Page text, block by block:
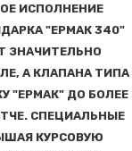
ИСПОЛНЕНИЕ
"ЕРМАК 340"
ЗНАЧИТЕЛЬНО
А КЛАПАНА ТИПА
"ЕРМАК" ДО БОЛЕЕ
СПЕЦИАЛЬНЫЕ
КУРСОВУЮ